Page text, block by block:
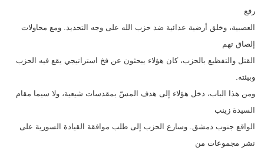
رفع
العصبية، وخلق أرضية عدائية ضد حزب الله على وجه التحديد. ومع محاولات
إلصاق تهم
القتل والتفظيع بالحزب، كان هؤلاء يبحثون عن فخ استراتيجي يقع فيه الحزب
وبيئته.
ومن هذا الباب، دخل هؤلاء إلى هدف المسّ بمقدسات شيعية، ولا سيما مقام
السيدة زينب
الواقع جنوب دمشق. وسارع الحزب إلى طلب موافقة القيادة السورية على
نشر مجموعات من